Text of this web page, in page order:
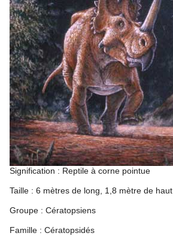
Signification : Reptile à corne pointue
Taille : 6 mètres de long, 1,8 mètre de haut
Groupe : Cératopsiens
Famille : Cératopsidés